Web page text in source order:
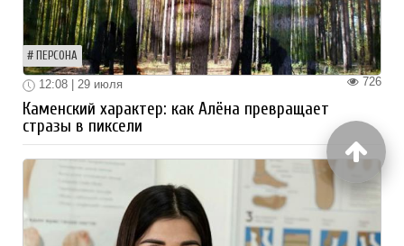
ПЕРСОНА
726
12:08 | 29 июля
Каменский характер: как Алёна превращает
стразы в пиксели